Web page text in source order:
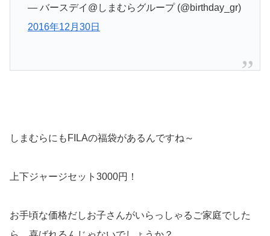
— バースデイ@しまむらグループ (@birthday_gr)
2016年12月30日
しまむらにもFILAの福袋があるんですね～
上下ジャージセット3000円！
お手頃な価格だしお子さんがいらっしゃるご家庭でした